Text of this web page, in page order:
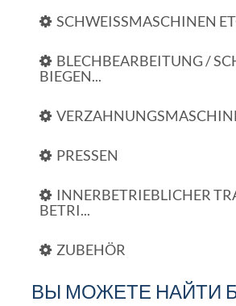
SCHWEISSMASCHINEN
BLECHBEARBEITUNG /
BIEGEN...
PRESSEN
INNERBETRIEBLICHER
BETRI...
ZUBEHÖR
ВЫ МОЖЕТЕ НАЙТИ